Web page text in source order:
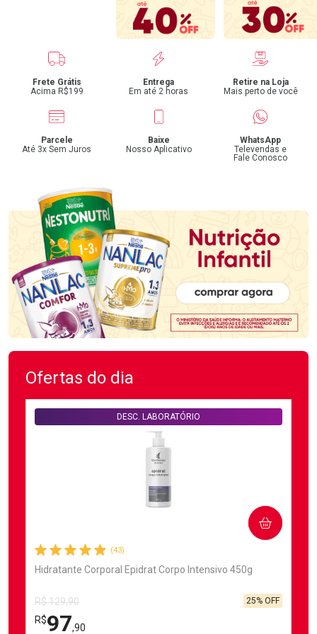
Benefícios
Frete Grátis
Acima R$199
Entrega
Em até 2 horas
Retire na Loja
Mais perto de você
Parcele
Até 3x Sem Juros
Baixe
Nosso Aplicativo
WhatsApp
Televendas e
Fale Conosco
Ofertas do dia
(43)
Hidratante Corporal Epidrat Corpo Intensivo 450g
DESC. LABORATÓRIO
R$ 129,90
R$97,90
25% OFF
COMPRAR